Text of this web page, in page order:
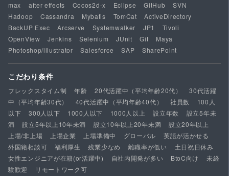
max
after effects Cocos2d-x Eclipse GitHub
SVN
Hadoop
Cassandra Mybatis TomCat
ActiveDirectory
BackUP Exec
Arcserve Systemwalker JP1
Tivoli
OpenView
Jenkins Selenium JUnit Git
Maya
Photoshop/illustrator
Salesforce SAP SharePoint
こだわり条件
フレックスタイム制 年齢 20代活躍中（平均年齢20代）
30代活躍
中（平均年齢30代）
40代活躍中（平均年齢40代） 社員数
100人
以下
300人以下 1000人以下 1000人以上 設立年数
設立5年未
満
設立5年以上10年未満 設立10年以上20年未満
設立20年以上
上場/非上場
上場企業 上場準備中 グローバル
英語が活かせる
外国籍相談可
福利厚生 残業少なめ 離職率が低い
土日祝日休み
女性エンジニアが在籍(or活躍中)
自社内開発が多い BtoC向け
未経
験歓迎
リモートワーク可